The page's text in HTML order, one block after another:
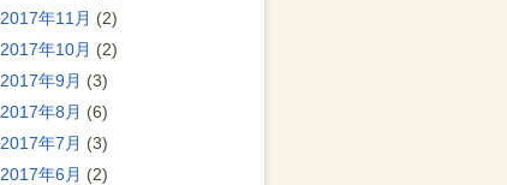
2017年11月 (2)
2017年10月 (2)
2017年9月 (3)
2017年8月 (6)
2017年7月 (3)
2017年6月 (2)